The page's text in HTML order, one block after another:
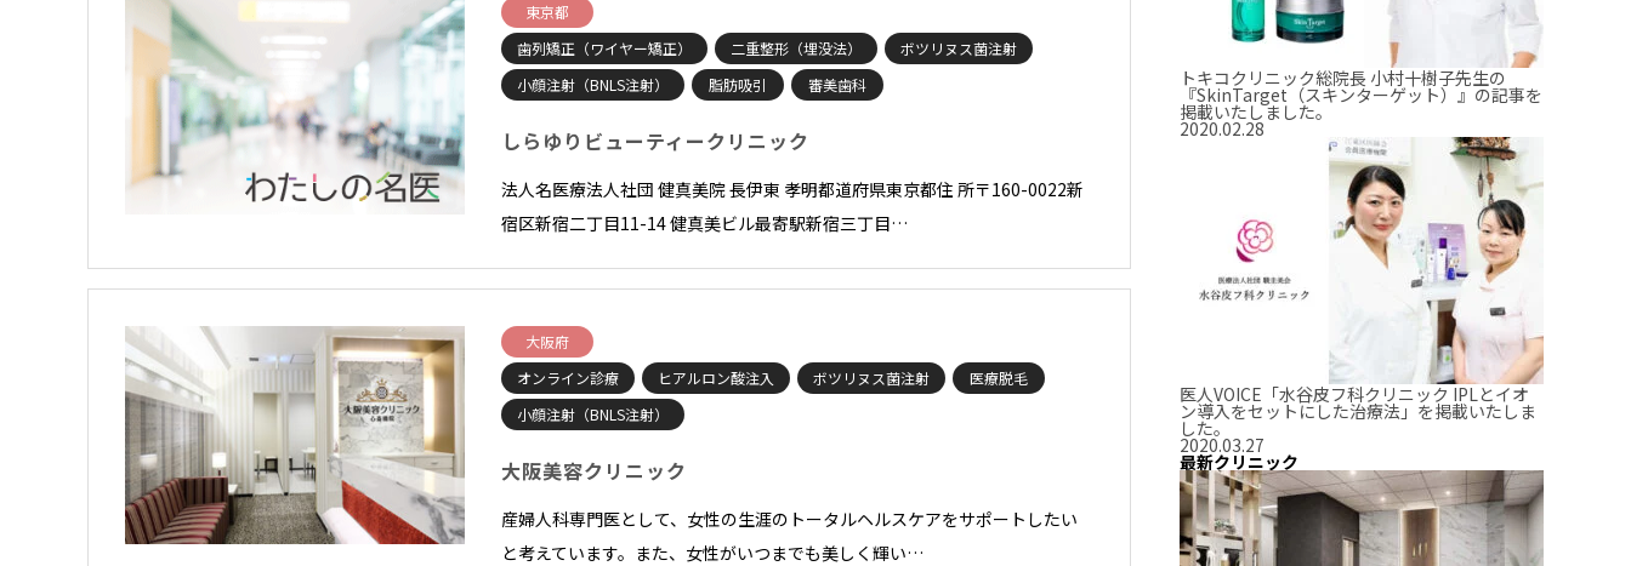
東京都
歯列矯正（ワイヤー矯正）
二重整形（埋没法）
ボツリヌス菌注射
小顔注射（BNLS注射）
脂肪吸引 審美歯科
しらゆりビューティークリニック
法人名医療法人社団 健真美院 長伊東 孝明都道府県東京都住 所〒160-0022新
宿区新宿二丁目11-14 健真美ビル最寄駅新宿三丁目…
大阪府
オンライン診療
ヒアルロン酸注入 ボツリヌス菌注射
医療脱毛
小顔注射（BNLS注射）
大阪美容クリニック
産婦人科専門医として、女性の生涯のトータルヘルスケアをサポートしたい
と考えています。また、女性がいつまでも美しく輝い…
トキコクリニック総院長 小村十樹子先生の
『SkinTarget（スキンターゲット）』の記事を
掲載いたしました。
2020.02.28
医人VOICE「水谷皮フ科クリニック IPLとイオ
ン導入をセットにした治療法」を掲載いたしま
した。
2020.03.27
最新クリニック